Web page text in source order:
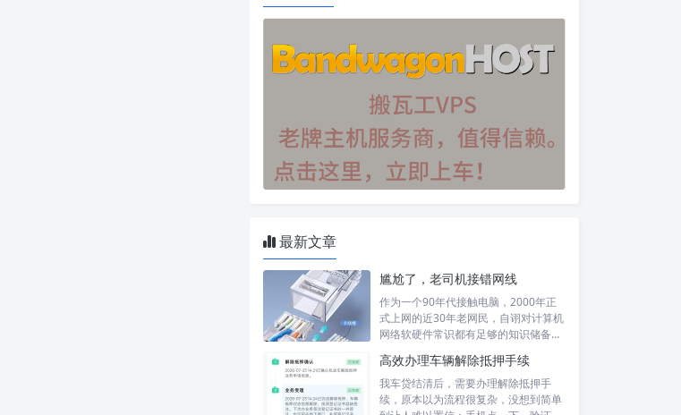
最新文章
尴尬了，老司机接错网线
作为一个90年代接触电脑，2000年正
式上网的近30年老网民，自诩对计算机
网络软硬件常识都有足够的知识储备，
高效办理车辆解除抵押手续
我车贷结清后，需要办理解除抵押手
续，原本以为流程很复杂，没想到简单